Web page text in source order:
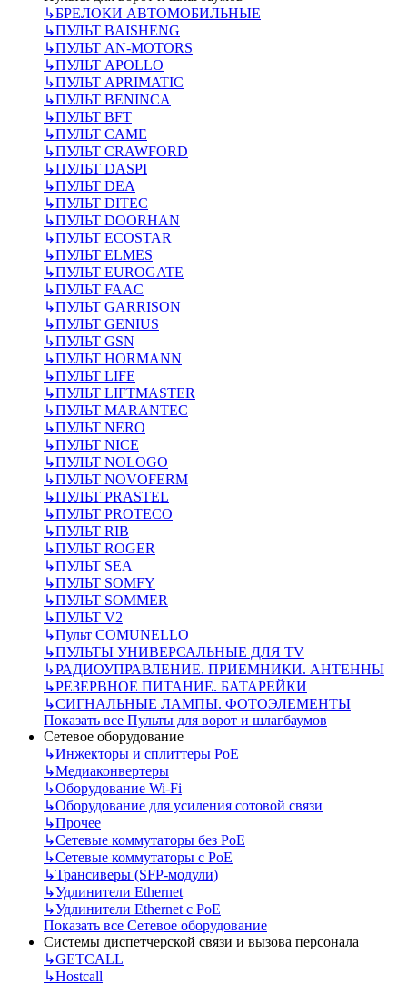
↳БРЕЛОКИ АВТОМОБИЛЬНЫЕ
↳ПУЛЬТ BAISHENG
↳ПУЛЬТ AN-MOTORS
↳ПУЛЬТ APOLLO
↳ПУЛЬТ APRIMATIC
↳ПУЛЬТ BENINCA
↳ПУЛЬТ BFT
↳ПУЛЬТ CAME
↳ПУЛЬТ CRAWFORD
↳ПУЛЬТ DASPI
↳ПУЛЬТ DEA
↳ПУЛЬТ DITEC
↳ПУЛЬТ DOORHAN
↳ПУЛЬТ ECOSTAR
↳ПУЛЬТ ELMES
↳ПУЛЬТ EUROGATE
↳ПУЛЬТ FAAC
↳ПУЛЬТ GARRISON
↳ПУЛЬТ GENIUS
↳ПУЛЬТ GSN
↳ПУЛЬТ HORMANN
↳ПУЛЬТ LIFE
↳ПУЛЬТ LIFTMASTER
↳ПУЛЬТ MARANTEC
↳ПУЛЬТ NERO
↳ПУЛЬТ NICE
↳ПУЛЬТ NOLOGO
↳ПУЛЬТ NOVOFERM
↳ПУЛЬТ PRASTEL
↳ПУЛЬТ PROTECO
↳ПУЛЬТ RIB
↳ПУЛЬТ ROGER
↳ПУЛЬТ SEA
↳ПУЛЬТ SOMFY
↳ПУЛЬТ SOMMER
↳ПУЛЬТ V2
↳Пульт СOMUNELLO
↳ПУЛЬТЫ УНИВЕРСАЛЬНЫЕ ДЛЯ TV
↳РАДИОУПРАВЛЕНИЕ. ПРИЕМНИКИ. АНТЕННЫ
↳РЕЗЕРВНОЕ ПИТАНИЕ. БАТАРЕЙКИ
↳СИГНАЛЬНЫЕ ЛАМПЫ. ФОТОЭЛЕМЕНТЫ
Показать все Пульты для ворот и шлагбаумов
Сетевое оборудование
↳Инжекторы и сплиттеры РоЕ
↳Медиаконвертеры
↳Оборудование Wi-Fi
↳Оборудование для усиления сотовой связи
↳Прочее
↳Сетевые коммутаторы без РоЕ
↳Сетевые коммутаторы с РоЕ
↳Трансиверы (SFP-модули)
↳Удлинители Ethernet
↳Удлинители Ethernet с PoE
Показать все Сетевое оборудование
Системы диспетчерской связи и вызова персонала
↳GETCALL
↳Hostcall